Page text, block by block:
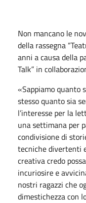
Non mancano le
della rassegna
anni a causa della
Talk” in
«Sappiamo quanto
stesso quanto sia
l’interesse per la
una settimana per
condivisione di
tecniche divertenti
creativa credo
incuriosire e
nostri ragazzi che
dimestichezza con